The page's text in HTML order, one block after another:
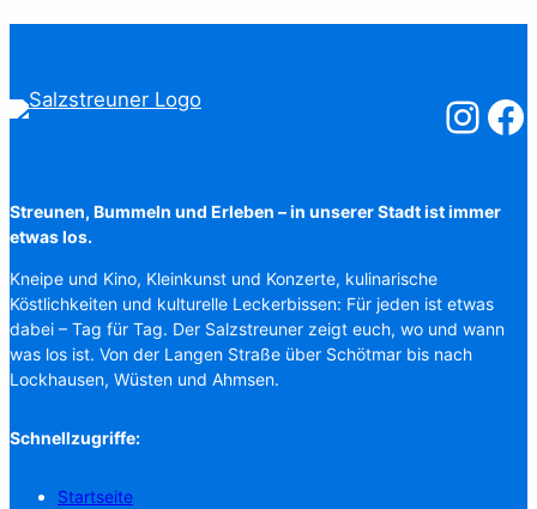
Streunen, Bummeln und Erleben – in unserer Stadt ist immer
etwas los.
Kneipe und Kino, Kleinkunst und Konzerte, kulinarische
Köstlichkeiten und kulturelle Leckerbissen: Für jeden ist etwas
dabei – Tag für Tag. Der Salzstreuner zeigt euch, wo und wann
was los ist. Von der Langen Straße über Schötmar bis nach
Lockhausen, Wüsten und Ahmsen.
Schnellzugriffe:
Startseite